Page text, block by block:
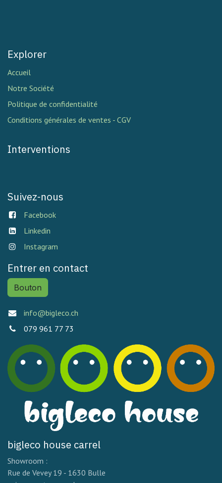
Explorer
Accueil
Notre Société
Politique de confidentialité
Conditions générales de ventes - CGV
Interventions
Suivez-nous
Facebook
Linkedin
Instagram
Entrer en contact
Bouton
info@bigleco.ch
079 961 77 73
bigleco house carrel
Showroom :
Rue de Vevey 19 - 1630 Bulle